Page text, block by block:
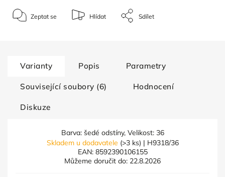
Zeptat se Hlídat Sdílet
Varianty Popis Parametry
Související soubory (6) Hodnocení
Diskuze
Barva: šedé odstíny, Velikost: 36
Skladem u dodavatele (>3 ks) | H9318/36
EAN: 8592390106155
Můžeme doručit do: 22.8.2026